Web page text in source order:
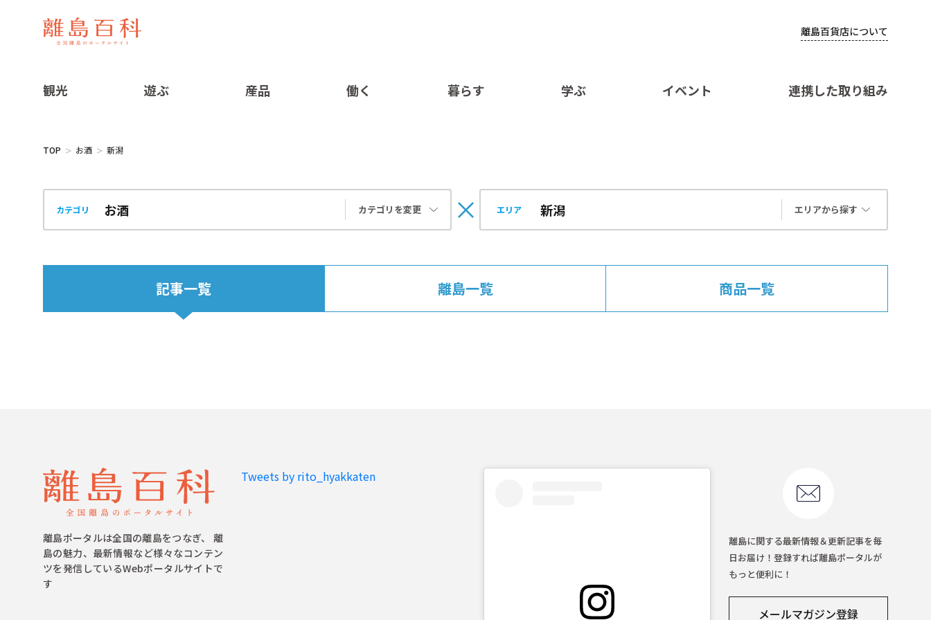
離島百貨店について
観光 遊ぶ 産品 働く 暮らす 学ぶ イベント 連携した取り組み
TOP お酒 新潟
カテゴリ カテゴリを変更 エリア エリアから探す
記事一覧 離島一覧 商品一覧
離島ポータルは全国の離島をつなぎ、 離
島の魅力、最新情報など様々なコンテン
ツを発信しているWebポータルサイトで
す
Tweets by rito_hyakkaten
離島に関する最新情報＆更新記事を毎
日お届け！登録すれば離島ポータルが
もっと便利に！
メールマガジン登録